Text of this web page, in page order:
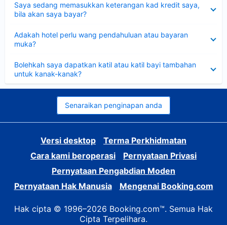
Saya sedang memasukkan keterangan kad kredit saya,
bila akan saya bayar?
Adakah hotel perlu wang pendahuluan atau bayaran
muka?
Bolehkah saya dapatkan katil atau katil bayi tambahan
untuk kanak-kanak?
Senaraikan penginapan anda
Versi desktop
Terma Perkhidmatan
Cara kami beroperasi
Pernyataan Privasi
Pernyataan Pengabdian Moden
Pernyataan Hak Manusia
Mengenai Booking.com
Hak cipta © 1996–2026 Booking.com™. Semua Hak
Cipta Terpelihara.